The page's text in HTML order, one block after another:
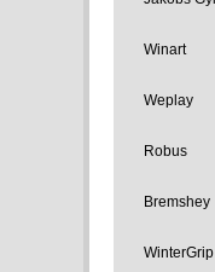
Winart
Weplay
Robus
Bremshey
WinterGrip